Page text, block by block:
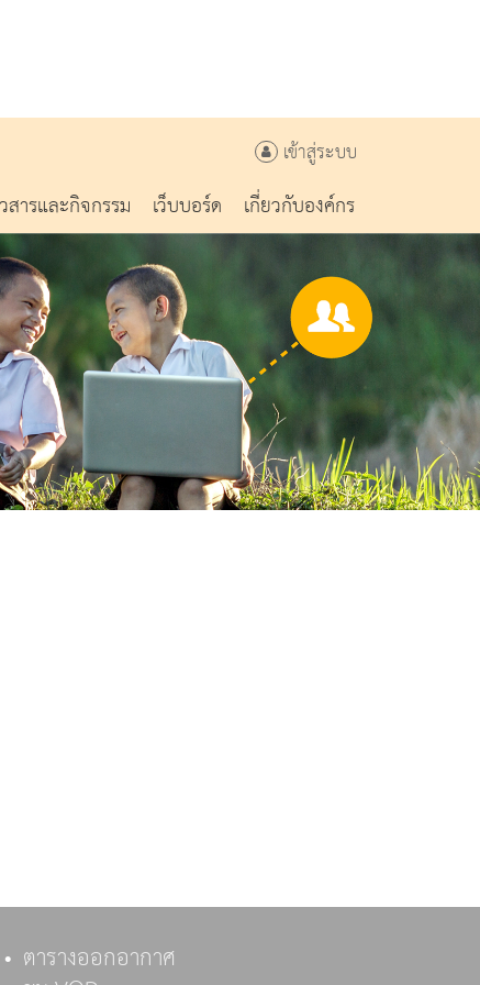
เข้าสู่ระบบ
สารและกิจกรรม เว็บบอร์ด เกี่ยวกับองค์กร
ตารางออกอากาศ